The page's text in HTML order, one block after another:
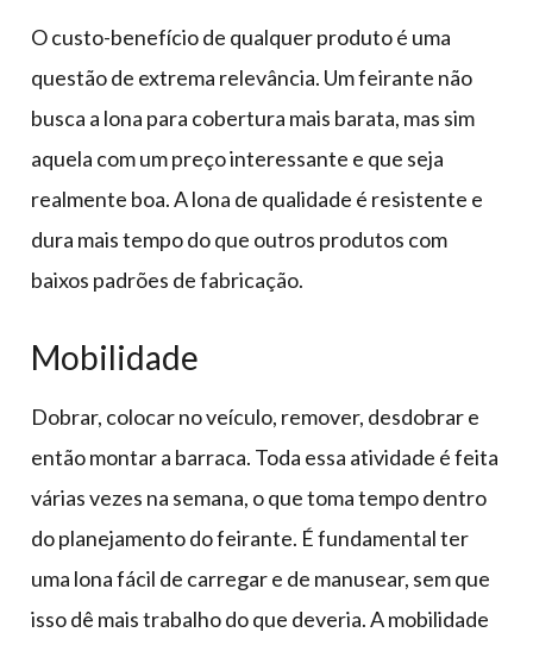
O custo-benefício de qualquer produto é uma
questão de extrema relevância. Um feirante não
busca a lona para cobertura mais barata, mas sim
aquela com um preço interessante e que seja
realmente boa. A lona de qualidade é resistente e
dura mais tempo do que outros produtos com
baixos padrões de fabricação.
Mobilidade
Dobrar, colocar no veículo, remover, desdobrar e
então montar a barraca. Toda essa atividade é feita
várias vezes na semana, o que toma tempo dentro
do planejamento do feirante. É fundamental ter
uma lona fácil de carregar e de manusear, sem que
isso dê mais trabalho do que deveria. A mobilidade